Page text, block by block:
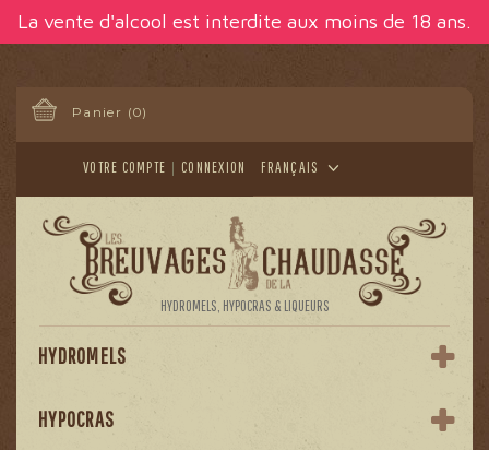
La vente d'alcool est interdite aux moins de 18 ans.
Panier (0)
FRANÇAIS
CONNEXION
VOTRE COMPTE
HYDROMELS, HYPOCRAS & LIQUEURS
HYDROMELS
HYPOCRAS
Panneau de gestion des cookies